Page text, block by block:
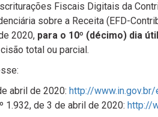
Fiscais Digitais da
sobre a Receita (EFD-
2020, para o 10º (décimo) dia
total ou parcial.
abril de 2020: http://
1.932, de 3 de abril de 2020: http://